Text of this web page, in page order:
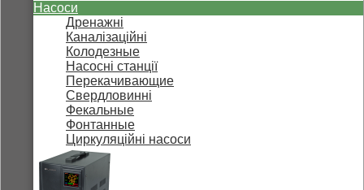
Насоси
Дренажні
Каналізаційні
Колодезные
Насосні станції
Перекачивающие
Свердловинні
Фекальные
Фонтанные
Циркуляційні насоси